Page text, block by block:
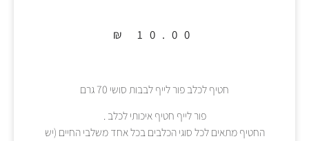
₪ 10.00
חטיף לכלב פור לייף לבבות סושי 70 גרם
פור לייף חטיף איכותי לכלב .
החטיף מתאים לכל סוגי הכלבים בכל אחד משלבי החיים (יש